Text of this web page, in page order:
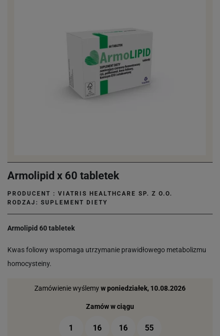
Armolipid x 60 tabletek
PRODUCENT : VIATRIS HEALTHCARE SP. Z O.O.
RODZAJ: SUPLEMENT DIETY
Armolipid 60 tabletek
Kwas foliowy wspomaga utrzymanie prawidłowego metabolizmu
homocysteiny.
Zamówienie wyślemyw poniedziałek, 10.08.2026
Zamów w ciągu
1 16 16 54